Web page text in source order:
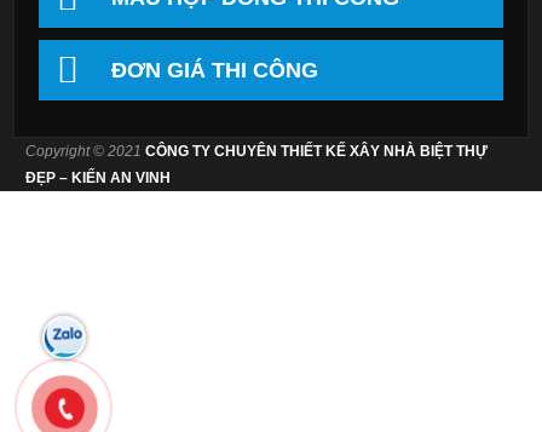
ĐƠN GIÁ THI CÔNG
Copyright © 2021CÔNG TY CHUYÊN THIẾT KẾ XÂY NHÀ BIỆT THỰ
ĐẸP – KIẾN AN VINH